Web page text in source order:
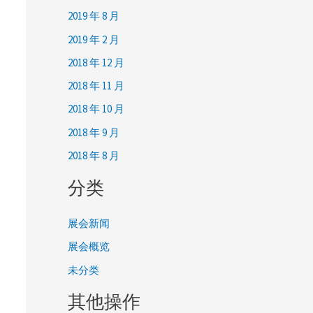
2019 年 8 月
2019 年 2 月
2018 年 12 月
2018 年 11 月
2018 年 10 月
2018 年 9 月
2018 年 8 月
分类
展会新闻
展会概览
未分类
其他操作